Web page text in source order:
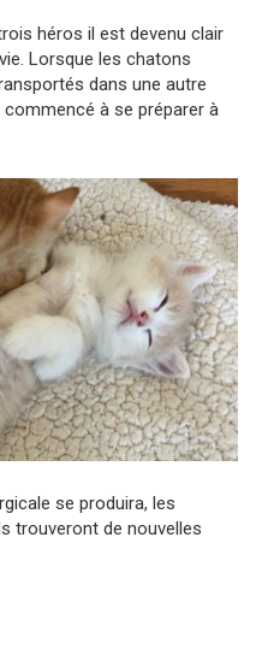
héros il est devenu clair
Lorsque les chatons
dans une autre
à se préparer à
se produira, les
trouveront de nouvelles